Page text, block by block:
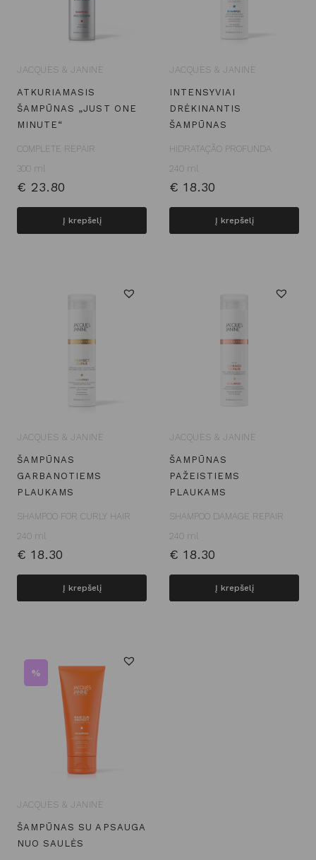
JACQUES & JANINE
ATKURIAMASIS
ŠAMPŪNAS „JUST ONE
MINUTE“
COMPLETE REPAIR
300 ml
€ 23.80
Į krepšelį
JACQUES & JANINE
INTENSYVIAI
DRĖKINANTIS
ŠAMPŪNAS
HIDRATAÇÃO PROFUNDA
240 ml
€ 18.30
Į krepšelį
JACQUES & JANINE
ŠAMPŪNAS
GARBANOTIEMS
PLAUKAMS
SHAMPOO FOR CURLY HAIR
240 ml
€ 18.30
Į krepšelį
JACQUES & JANINE
ŠAMPŪNAS
PAŽEISTIEMS
PLAUKAMS
SHAMPOO DAMAGE REPAIR
240 ml
€ 18.30
Į krepšelį
%
JACQUES & JANINE
ŠAMPŪNAS SU APSAUGA
NUO SAULĖS